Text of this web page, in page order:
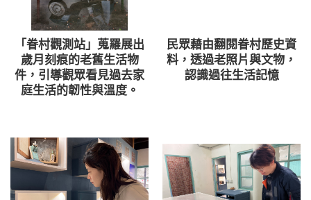
「眷村觀測站」蒐羅展出
歲月刻痕的老舊生活物
件，引導觀眾看見過去家
庭生活的韌性與溫度。
民眾藉由翻閱眷村歷史資
料，透過老照片與文物，
認識過往生活記憶